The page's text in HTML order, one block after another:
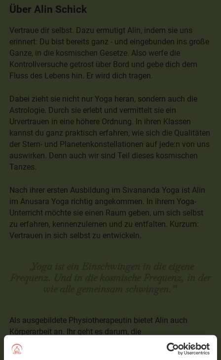
Über Alin Schick
Vertraue dir selbst. Dazu ermutigt Alin, indem sie uns
erinnert: Du bist bereits ganz - und eingebunden ins große
Ganze, in die kosmischen Gesetze. Also werfe die
Kontrollversuche getrost über Bord und gebe dich dem
Fluss des Lebens hin. Er wird dich tragen.
Dabei zieht sie nicht nur Yoga heran, sondern auch die
Astrologie. Durch sie erlebt und vermittelt sie ein
Urvertrauen in eine höhere Ordnung. In ihren Klassen
kannst du ganz praktisch erfahren, wie sich die Qualitäten
der Stern- und Planetenkonstellationen auf jede:n von uns
auswirken. Denn auch wir sind Teil dieses kosmischen
Tanzes.
Nach ihrer ersten Ausbildung im Sivananda Yoga ist Alin
im Anusara Yoga richtig angekommen. In ihrem Yoga-
Unterricht möchte sie einen Raum geben, um sich selbst
zu erfahren, kennenzulernen und zu entfalten. Kurzum:
Vertrauen in sich selbst zu entwickeln.
Als ausgebildete Physiotherapeutin bietet Alin auch
Körperarbeit an. Ihr geht es darum, die
Selbstheilungskräfte des Körpers zu aktivieren. Denn sie
sieht den Körper als ganzheitliches System, das nur